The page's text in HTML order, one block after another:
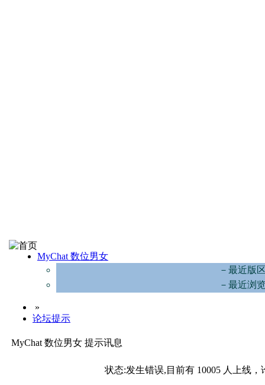
MyChat 数位男女
－最近版
－最近浏
»
论坛提示
MyChat 数位男女 提示讯息
状态:发生错误,目前有 10005 人上线